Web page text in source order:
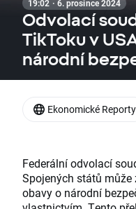
19:02 · 6. prosince 2024
Odvolací
TikToku v
národní
Federální odvolací
Spojených států
obavy o národní
Ekonomické Reporty